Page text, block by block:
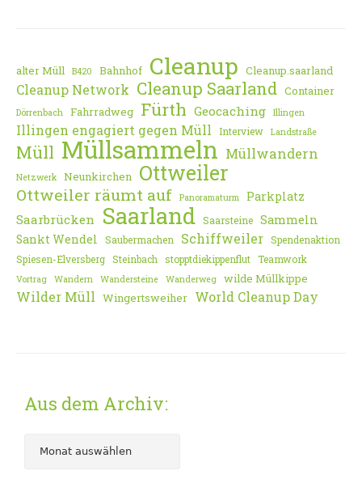
alter Müll B420 Bahnhof Cleanup Cleanup.saarland
Cleanup Network Cleanup Saarland Container
Dörrenbach Fahrradweg Fürth Geocaching Illingen
Illingen engagiert gegen Müll Interview Landstraße
Müll Müllsammeln Müllwandern
Netzwerk Neunkirchen Ottweiler
Ottweiler räumt auf Panoramaturm Parkplatz
Saarbrücken Saarland Saarsteine Sammeln
Sankt Wendel
Saubermachen Schiffweiler Spendenaktion
Spiesen-Elversberg Steinbach stopptdiekippenflut Teamwork
Vortrag Wandern Wandersteine Wanderweg wilde Müllkippe
Wilder Müll Wingertsweiher World Cleanup Day
Aus dem Archiv: